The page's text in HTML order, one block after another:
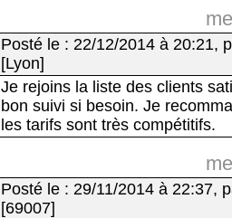
Posté le : 22/12/2014 à 20:21,
[Lyon]
Je rejoins la liste des clients
bon suivi si besoin. Je
les tarifs sont très compétitifs.
Posté le : 29/11/2014 à 22:37,
[69007]